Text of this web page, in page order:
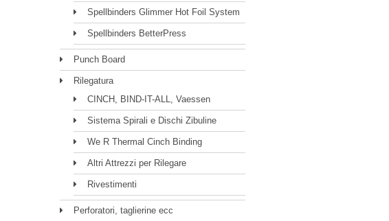
Spellbinders Glimmer Hot Foil System
Spellbinders BetterPress
Punch Board
Rilegatura
CINCH, BIND-IT-ALL, Vaessen
Sistema Spirali e Dischi Zibuline
We R Thermal Cinch Binding
Altri Attrezzi per Rilegare
Rivestimenti
Perforatori, taglierine ecc